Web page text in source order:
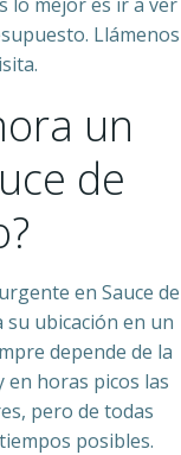
Llámenos
un
de
en Sauce de
ubicación en un
depende de la
en horas picos las
pero de todas
posibles.